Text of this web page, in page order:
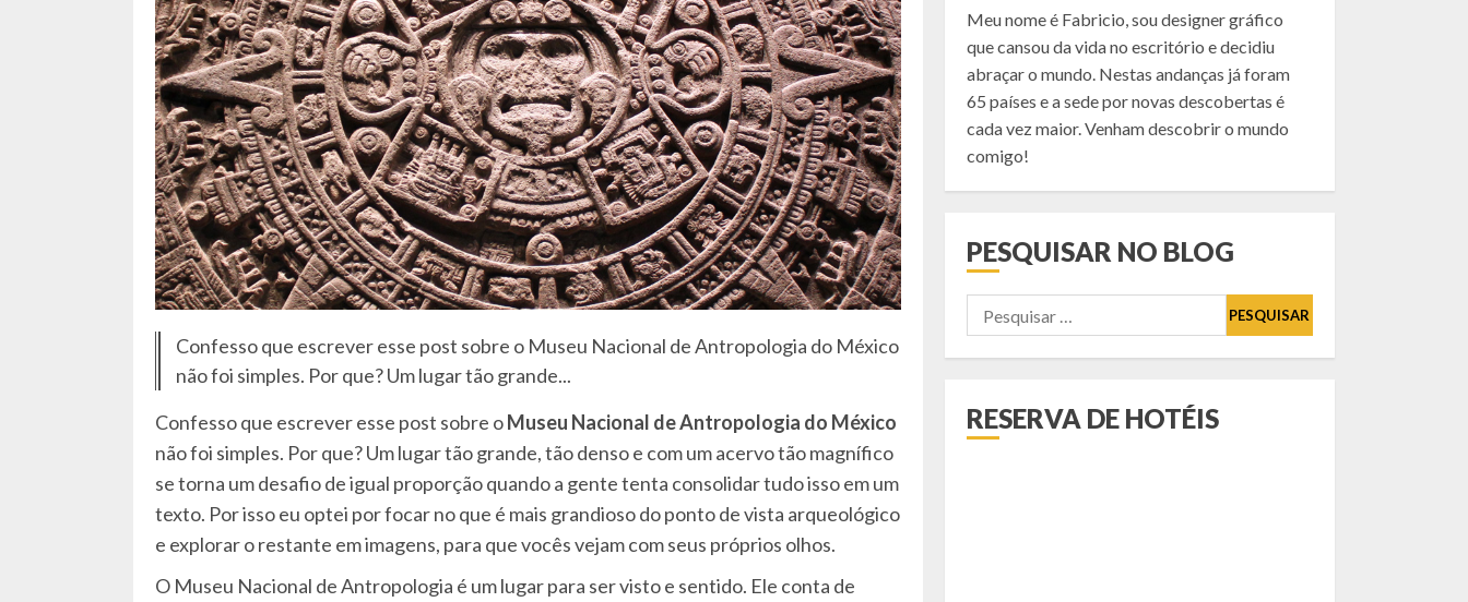
Confesso que escrever esse post sobre o Museu Nacional de Antropologia do México
não foi simples. Por que? Um lugar tão grande...
Confesso que escrever esse post sobre oMuseu Nacional de Antropologia do México
não foi simples. Por que? Um lugar tão grande, tão denso e com um acervo tão magnífico
se torna um desafio de igual proporção quando a gente tenta consolidar tudo isso em um
texto. Por isso eu optei por focar no que é mais grandioso do ponto de vista arqueológico
e explorar o restante em imagens, para que vocês vejam com seus próprios olhos.
O Museu Nacional de Antropologia é um lugar para ser visto e sentido. Ele conta de
Meu nome é Fabricio, sou designer gráfico
que cansou da vida no escritório e decidiu
abraçar o mundo. Nestas andanças já foram
65 países e a sede por novas descobertas é
cada vez maior. Venham descobrir o mundo
comigo!
PESQUISAR NO BLOG
Pesquisar
por:
RESERVA DE HOTÉIS